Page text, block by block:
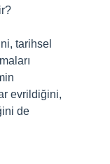
tarihsel
evrildiğini,
de